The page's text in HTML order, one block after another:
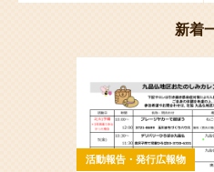
新着
活動報告・発行広報物